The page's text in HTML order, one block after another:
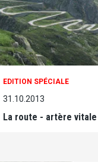
EDITION SPÉCIALE
31.10.2013
La route - artère